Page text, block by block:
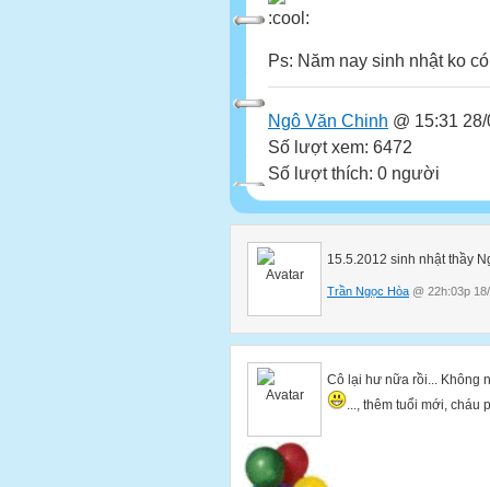
Ps: Năm nay sinh nhật ko
Ngô Văn Chinh @ 15:31
Số lượt xem: 6472
Số lượt thích: 0 người
15.5.2012 sinh nhật thầy
Trần Ngọc Hòa @ 22h:03p
Cô lại hư nữa rồi... Không
..., thêm tuổi mới,